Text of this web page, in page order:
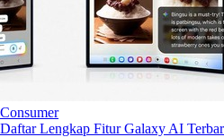
Consumer
Daftar Lengkap Fitur Galaxy AI